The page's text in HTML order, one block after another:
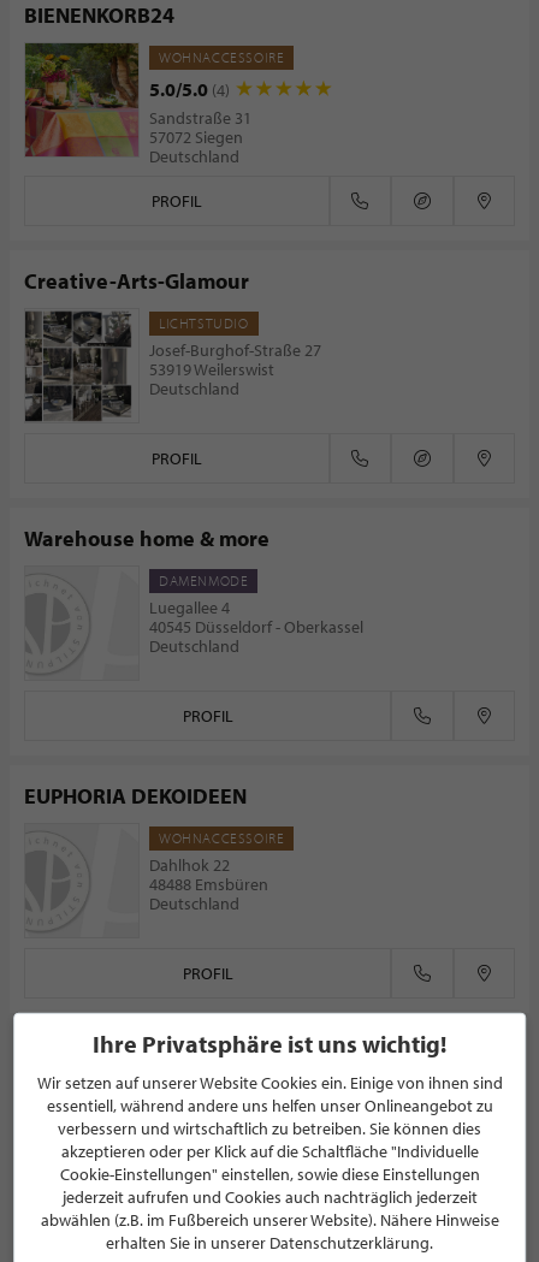
BIENENKORB24
WOHNACCESSOIRE
5.0/5.0 (4)
Sandstraße 31
57072 Siegen
Deutschland
PROFIL
Creative-Arts-Glamour
LICHTSTUDIO
Josef-Burghof-Straße 27
53919 Weilerswist
Deutschland
PROFIL
Warehouse home & more
DAMENMODE
Luegallee 4
40545 Düsseldorf - Oberkassel
Deutschland
PROFIL
EUPHORIA DEKOIDEEN
WOHNACCESSOIRE
Dahlhok 22
48488 Emsbüren
Deutschland
PROFIL
NEWSLETTER
Bleiben Sie immer UP TO DATE! Melden Sie sich jetzt für
unseren STILPUNKTE®-Newsletter an und profitieren Sie
von exklusiven Neuigkeiten, TrendsundAngeboten
Mit der Anmeldung für unseren Newsletter stimmen Sie
Ihre Privatsphäre ist uns wichtig!
Wir setzen auf unserer Website Cookies ein. Einige von ihnen sind
essentiell, während andere uns helfen unser Onlineangebot zu
verbessern und wirtschaftlich zu betreiben. Sie können dies
akzeptieren oder per Klick auf die Schaltfläche "Individuelle
Cookie-Einstellungen" einstellen, sowie diese Einstellungen
jederzeit aufrufen und Cookies auch nachträglich jederzeit
abwählen (z.B. im Fußbereich unserer Website). Nähere Hinweise
erhalten Sie in unserer Datenschutzerklärung.